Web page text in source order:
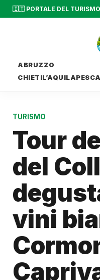
🇮🇹 PORTALE DEL
ABRUZZO
CHIETIL’AQUILA
TURISMO
Tour
del
vini